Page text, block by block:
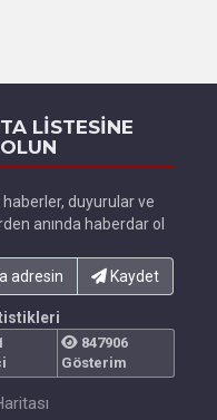
LİSTESİNE
haberler, duyurular ve
anında haberdar ol
yazın...Kaydet
847906
Gösterim